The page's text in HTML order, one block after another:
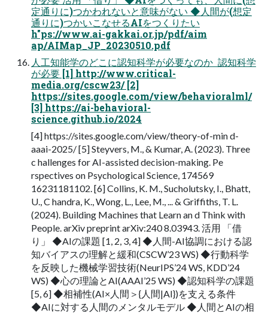
定通りに)つかわれないと意味がない ◆人間が(想定
通りに)つかいこなせるAIをつくりたい
h"ps://www.ai-gakkai.or.jp/pdf/aim
ap/AIMap_JP_20230510.pdf
人工知能学のどこに認知科学が必要なのか  認知科学
が必要 [1] http://www.critical-
media.org/cscw23/ [2]
https://sites.google.com/view/behavioralml/
[3] https://ai-behavioral-
science.github.io/2024
[4] https://sites.google.com/view/theory-of-min d-
aaai-2025/ [5] Steyvers, M., & Kumar, A. (2023). Three
c hallenges for AI-assisted decision-making. Pe
rspectives on Psychological Science, 174569
16231181102. [6] Collins, K. M., Sucholutsky, I., Bhatt,
U., C handra, K., Wong, L., Lee, M., ... & Griffiths, T. L.
(2024). Building Machines that Learn an d Think with
People. arXiv preprint arXiv:240 8.03943. 活用 「借
り」 ◆AIの課題 [1, 2, 3, 4] ◆人間-AI協調における認
知バイアスの理解と緩和(CSCW’23 WS) ◆行動科学
を反映した機械学習技術(NeurIPS’24 WS, KDD’24
WS) ◆心の理論とAI(AAAI’25 WS) ◆認知科学の課題
[5, 6] ◆相補性(AI×人間＞{人間|AI})を支える条件
◆AIに対する人間のメンタルモデル ◆人間とAIの相